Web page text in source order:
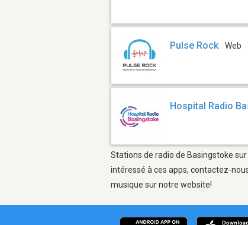
Pulse Rock Web
Hospital Radio
Stations de radio de Basingstoke
intéressé à ces apps, contactez-
musique sur notre website!